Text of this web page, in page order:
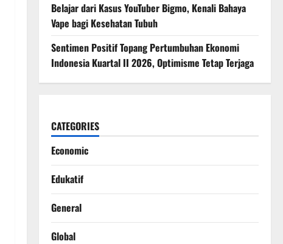
Belajar dari Kasus YouTuber Bigmo, Kenali Bahaya
Vape bagi Kesehatan Tubuh
Sentimen Positif Topang Pertumbuhan Ekonomi
Indonesia Kuartal II 2026, Optimisme Tetap Terjaga
CATEGORIES
Economic
Edukatif
General
Global